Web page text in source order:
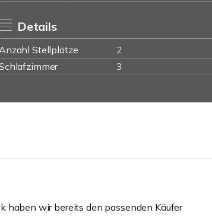
Details
Stellplätze 2
3
haben wir bereits den passenden Käufer